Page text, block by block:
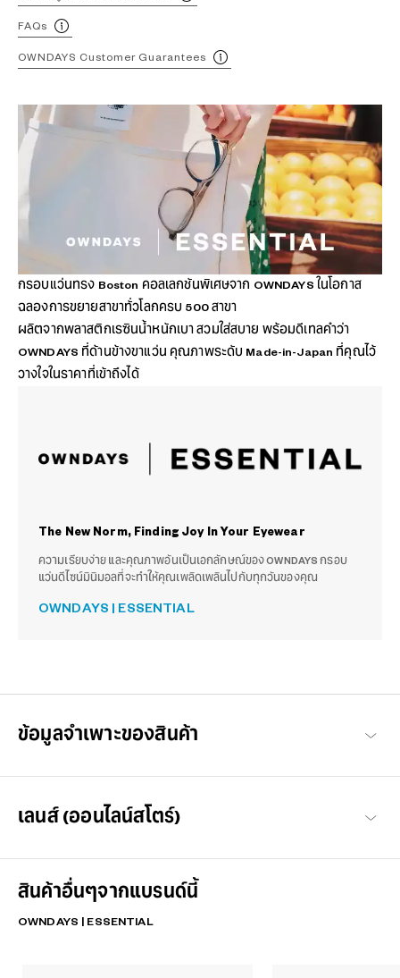
FAQs
OWNDAYS Customer Guarantees
กรอบแว่นทรง Boston คอลเลกชันพิเศษจาก OWNDAYS ในโอกาส
ฉลองการขยายสาขาทั่วโลกครบ 500 สาขา
ผลิตจากพลาสติกเรซินน้ำหนักเบา สวมใส่สบาย พร้อมดีเทลคำว่า
OWNDAYS ที่ด้านข้างขาแว่น คุณภาพระดับ Made-in-Japan ที่คุณไว้
วางใจในราคาที่เข้าถึงได้
The New Norm, Finding Joy In Your Eyewear
ความเรียบง่าย และคุณภาพอันเป็นเอกลักษณ์ของ OWNDAYS กรอบ
แว่นดีไซน์มินิมอลที่จะทำให้คุณเพลิดเพลินไปกับทุกวันของคุณ
OWNDAYS | ESSENTIAL
ข้อมูลจำเพาะของสินค้า
เลนส์ (ออนไลน์สโตร์)
สินค้าอื่นๆจากแบรนด์นี้
OWNDAYS | ESSENTIAL